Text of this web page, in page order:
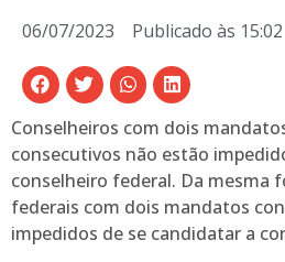
06/07/2023 Publicado às 15:02
Conselheiros com dois
consecutivos não estão
conselheiro federal. Da mesma
federais com dois mandatos
impedidos de se candidatar a